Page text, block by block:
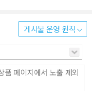
교산 허균은 스승 손곡에
자세까지 배웠다. 고산 윤
친구 조경이 있었다. 다
힘들게 씻기고 입혀 뒷바
으로 살갑게 지내던 현모양
게시물 운영 원칙